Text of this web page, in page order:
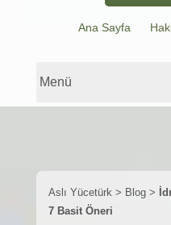
Ana Sayfa
Aslı Yücetürk> Blog>
7 Basit Öneri